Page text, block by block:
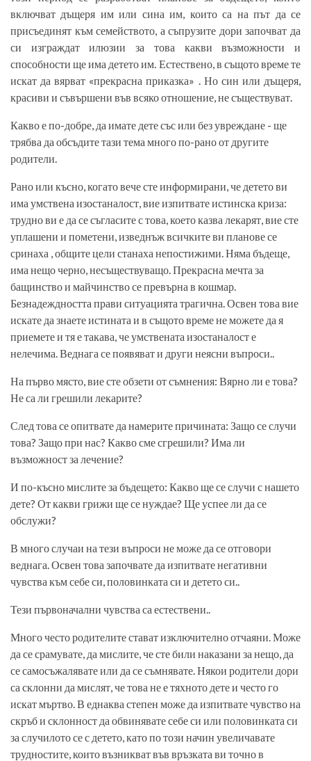
включват дъщеря им или сина им, които са на път да се
присъединят към семейството, а съпрузите дори започват да
си изграждат илюзии за това какви възможности и
способности ще има детето им. Естествено, в същото време те
искат да вярват «прекрасна приказка» . Но син или дъщеря,
красиви и съвършени във всяко отношение, не съществуват.
Какво е по-добре, да имате дете със или без увреждане - ще
трябва да обсъдите тази тема много по-рано от другите
родители.
Рано или късно, когато вече сте информирани, че детето ви
има умствена изостаналост, вие изпитвате истинска криза:
трудно ви е да се съгласите с това, което казва лекарят, вие сте
уплашени и пометени, изведнъж всичките ви планове се
сринаха , общите цели станаха непостижими. Няма бъдеще,
има нещо черно, несъществуващо. Прекрасна мечта за
бащинство и майчинство се превърна в кошмар.
Безнадеждността прави ситуацията трагична. Освен това вие
искате да знаете истината и в същото време не можете да я
приемете и тя е такава, че умствената изостаналост е
нелечима. Веднага се появяват и други неясни въпроси..
На първо място, вие сте обзети от съмнения: Вярно ли е това?
Не са ли грешили лекарите?
След това се опитвате да намерите причината: Защо се случи
това? Защо при нас? Какво сме сгрешили? Има ли
възможност за лечение?
И по-късно мислите за бъдещето: Какво ще се случи с нашето
дете? От какви грижи ще се нуждае? Ще успее ли да се
обслужи?
В много случаи на тези въпроси не може да се отговори
веднага. Освен това започвате да изпитвате негативни
чувства към себе си, половинката си и детето си..
Тези първоначални чувства са естествени..
Много често родителите стават изключително отчаяни. Може
да се срамувате, да мислите, че сте били наказани за нещо, да
се самосъжалявате или да се съмнявате. Някои родители дори
са склонни да мислят, че това не е тяхното дете и често го
искат мъртво. В еднаква степен може да изпитвате чувство на
скръб и склонност да обвинявате себе си или половинката си
за случилото се с детето, като по този начин увеличавате
трудностите, които възникват във връзката ви точно в